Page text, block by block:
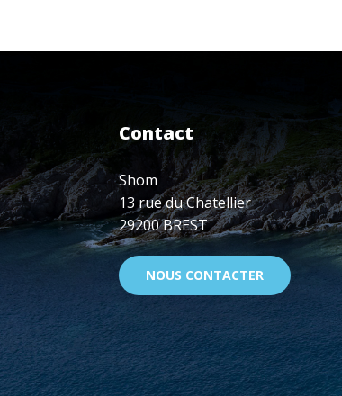
Contact
Shom
13 rue du Chatellier
29200 BREST
NOUS CONTACTER